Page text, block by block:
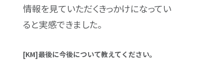
情報を見ていただくきっかけになってい
ると実感できました。
[KM]最後に今後について教えてください。